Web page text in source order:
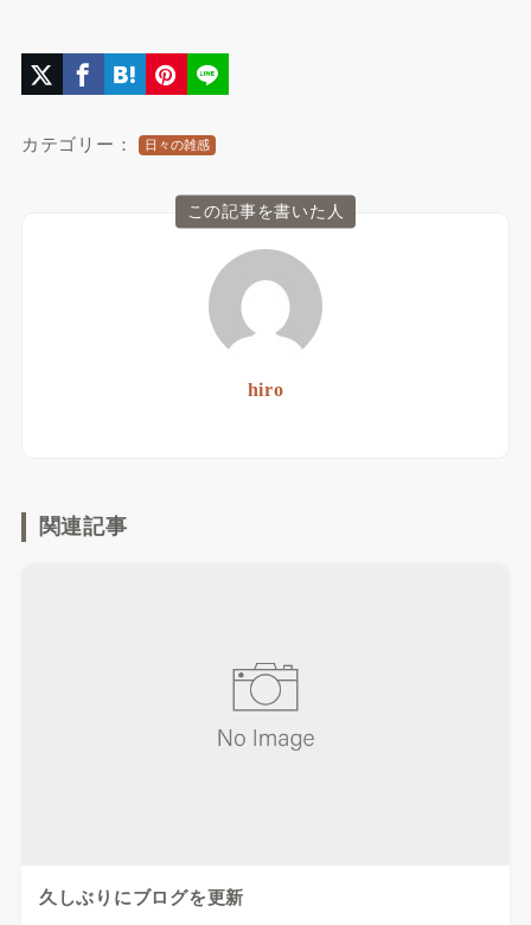
カテゴリー： 日々の雑感
この記事を書いた人
hiro
関連記事
久しぶりにブログを更新